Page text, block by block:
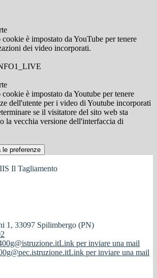
cookie è impostato da YouTube per tenere
dei video incorporati.
cookie è impostato da Youtube per tenere
dell'utente per i video di Youtube incorporati
se il visitatore del sito web sta
la vecchia versione dell'interfaccia di
le preferenze
IIS Il Tagliamento
1, 33097 Spilimbergo (PN)
Link per inviare una mail
Link per inviare una mail